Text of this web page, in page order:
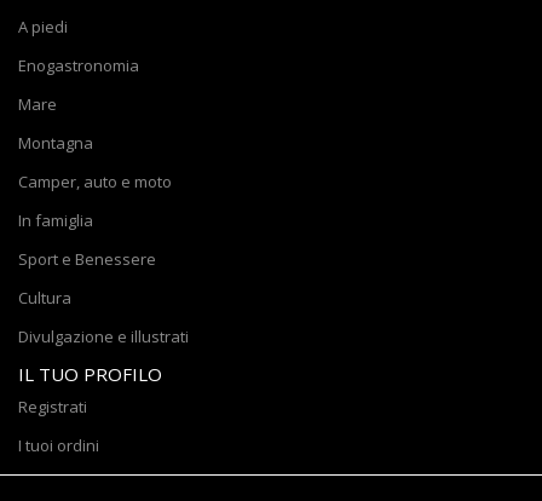
A piedi
Enogastronomia
Mare
Montagna
Camper, auto e moto
In famiglia
Sport e Benessere
Cultura
Divulgazione e illustrati
IL TUO PROFILO
Registrati
I tuoi ordini